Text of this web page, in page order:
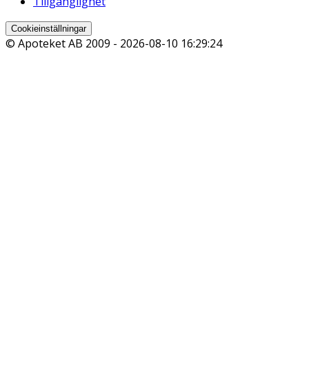
Cookieinställningar
© Apoteket AB 2009 - 2026-08-10 16:29:24